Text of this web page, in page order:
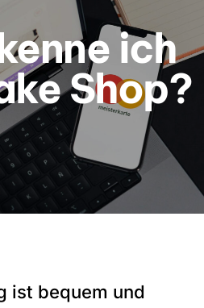
ich
Shop?
ist bequem und